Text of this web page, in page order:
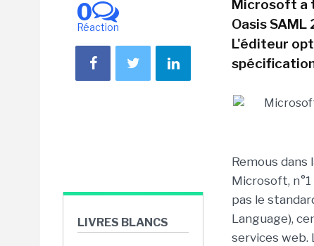
0
Réaction
LIVRES BLANCS
Microsoft a
Oasis
L'éditeur
Remous
Microsoft,
pas le
Language),
services web.